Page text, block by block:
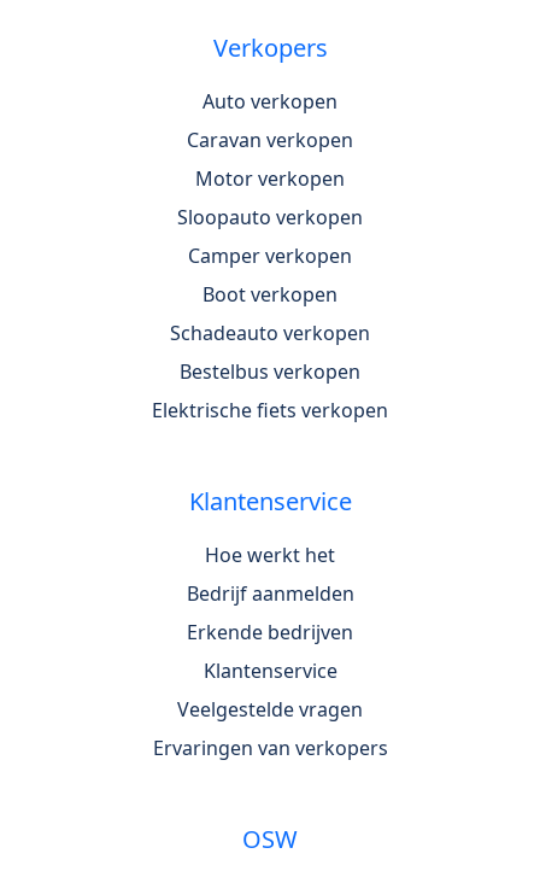
Verkopers
Auto verkopen
Caravan verkopen
Motor verkopen
Sloopauto verkopen
Camper verkopen
Boot verkopen
Schadeauto verkopen
Bestelbus verkopen
Elektrische fiets verkopen
Klantenservice
Hoe werkt het
Bedrijf aanmelden
Erkende bedrijven
Klantenservice
Veelgestelde vragen
Ervaringen van verkopers
OSW